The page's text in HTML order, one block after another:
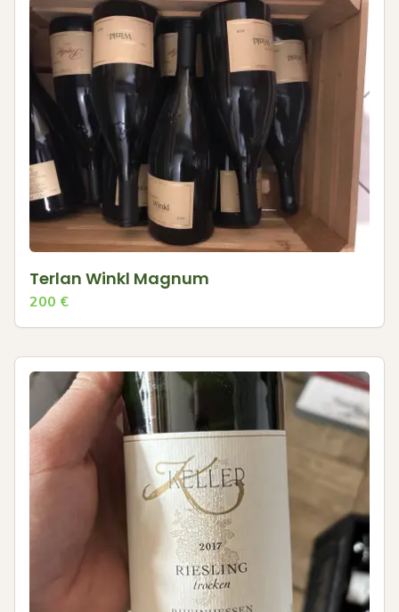
Terlan Winkl Magnum
200 €